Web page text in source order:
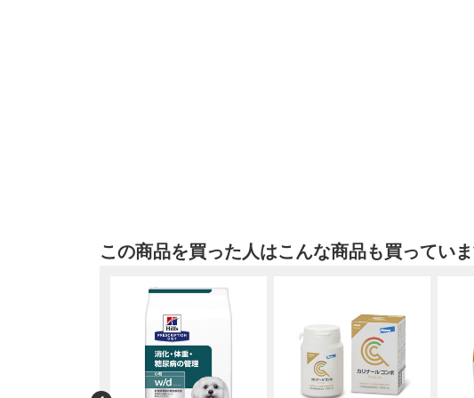
この商品を買った人はこんな商品も買ってい